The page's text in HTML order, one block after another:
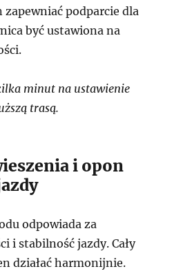
podparcie dla
być ustawiona na
minut na ustawienie
trasą.
i opon
odpowiada za
i stabilność jazdy. Cały
działać harmonijnie.